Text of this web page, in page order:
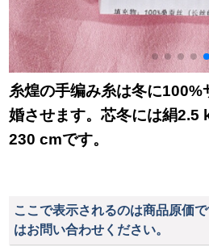
糸煌の手编み糸は冬に100%
婚させます。芯冬には絹2.5
230 cmです。
ここで表示されるのは商品原価
はお問い合わせください。